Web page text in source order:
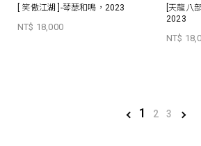
[ 笑傲江湖 ]-琴瑟和鳴，2023
NT$ 18,000
[天龍八
2023
NT$
1 2 3